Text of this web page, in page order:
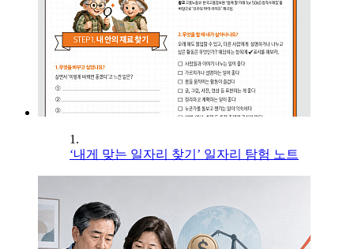
1.
‘내게 맞는 일자리 찾기’ 일자리 탐험 노트